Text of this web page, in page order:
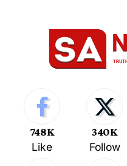
748K
Like
340K
Follow